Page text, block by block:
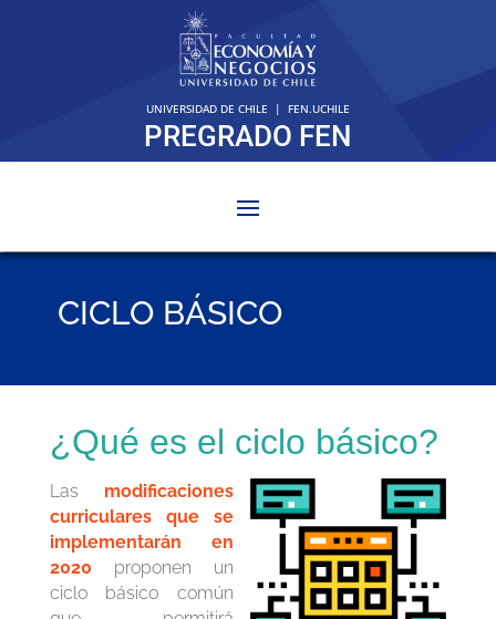
UNIVERSIDAD DE CHILE | FEN.UCHILE
PREGRADO FEN
CICLO BÁSICO
¿Qué es el ciclo básico?
Las modificaciones
curriculares que se
implementarán en
2020 proponen un
ciclo básico común